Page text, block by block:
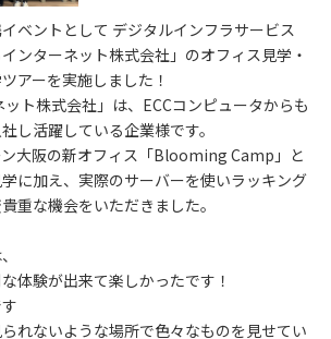
ベントとして デジタルインフラサービス
ンターネット株式会社」のオフィス見学・
アーを実施しました！
ット株式会社」は、ECCコンピュータからも
し活躍している企業様です。
大阪の新オフィス「Blooming Camp」と
に加え、実際のサーバーを使いラッキング
重な機会をいただきました。
体験が出来て楽しかったです！
れないような場所で色々なものを見せてい